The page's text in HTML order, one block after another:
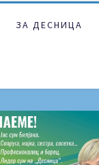
ЗА ДЕСНИЦА